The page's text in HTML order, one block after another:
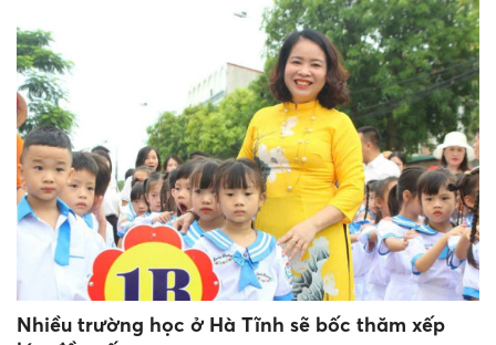
Nhiều trường học ở Hà Tĩnh sẽ bốc thăm xếp